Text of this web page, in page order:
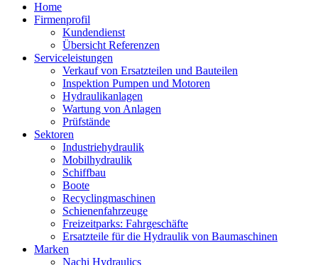
Home
Firmenprofil
Kundendienst
Übersicht Referenzen
Serviceleistungen
Verkauf von Ersatzteilen und Bauteilen
Inspektion Pumpen und Motoren
Hydraulikanlagen
Wartung von Anlagen
Prüfstände
Sektoren
Industriehydraulik
Mobilhydraulik
Schiffbau
Boote
Recyclingmaschinen
Schienenfahrzeuge
Freizeitparks: Fahrgeschäfte
Ersatzteile für die Hydraulik von Baumaschinen
Marken
Nachi Hydraulics